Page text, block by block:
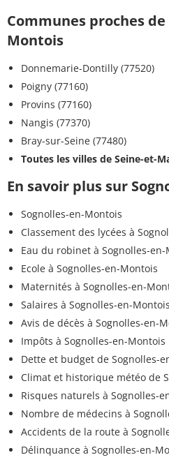
Communes proches de
Montois
Donnemarie-Dontilly (77520)
Poigny (77160)
Provins (77160)
Nangis (77370)
Bray-sur-Seine (77480)
Toutes les villes de Seine-et-
En savoir plus sur
Sognolles-en-Montois
Classement des lycées à
Eau du robinet à Sognolles-en-
Ecole à Sognolles-en-Montois
Maternités à Sognolles-en-
Salaires à Sognolles-en-Montois
Avis de décès à Sognolles-en-
Impôts à Sognolles-en-Montois
Dette et budget de Sognolles-
Climat et historique météo de
Risques naturels à Sognolles-
Nombre de médecins à
Accidents de la route à
Délinquance à Sognolles-en-